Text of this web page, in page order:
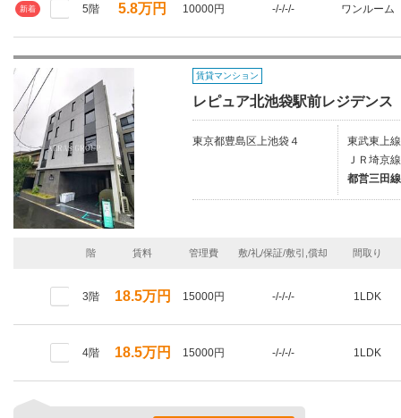
新着 5階 5.8万円 10000円 -/-/-/- ワンルーム
賃貸マンション
レピュア北池袋駅前レジデンス
東京都豊島区上池袋４
東武東上
ＪＲ埼京
都営三田
階 賃料 管理費 敷/礼/保証/敷引,償却 間取り
3階 18.5万円 15000円 -/-/-/- 1LDK
4階 18.5万円 15000円 -/-/-/- 1LDK